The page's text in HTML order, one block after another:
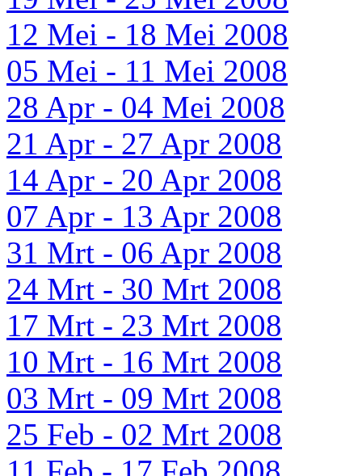
12 Mei - 18 Mei 2008
05 Mei - 11 Mei 2008
28 Apr - 04 Mei 2008
21 Apr - 27 Apr 2008
14 Apr - 20 Apr 2008
07 Apr - 13 Apr 2008
31 Mrt - 06 Apr 2008
24 Mrt - 30 Mrt 2008
17 Mrt - 23 Mrt 2008
10 Mrt - 16 Mrt 2008
03 Mrt - 09 Mrt 2008
25 Feb - 02 Mrt 2008